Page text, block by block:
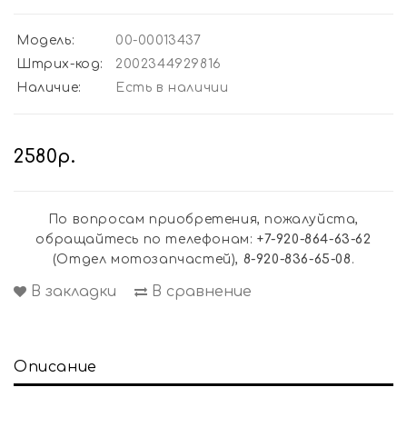
Модель:
00-00013437
Штрих-код:
2002344929816
Наличие:
Есть в наличии
2580р.
По вопросам приобретения, пожалуйста,
обращайтесь по телефонам: +7-920-864-63-62
(Отдел мотозапчастей), 8-920-836-65-08 .
В закладки В сравнение
Описание